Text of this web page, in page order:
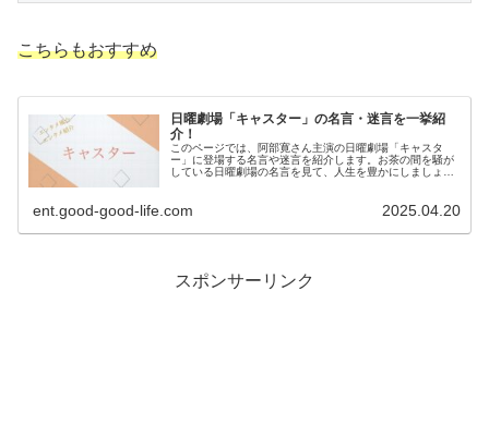
こちらもおすすめ
日曜劇場「キャスター」の名言・迷言を一挙紹
介！
このページでは、阿部寛さん主演の日曜劇場「キャスタ
ー」に登場する名言や迷言を紹介します。お茶の間を騒が
している日曜劇場の名言を見て、人生を豊かにしましょう
ent.good-good-life.com 2025.04.20
スポンサーリンク